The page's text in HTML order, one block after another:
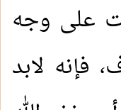
على وجه
فإنه لابد